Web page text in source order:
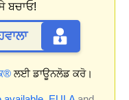
ਬਚਾਓ!
ਲਈ ਡਾਊਨਲੋਡ ਕਰੋ।